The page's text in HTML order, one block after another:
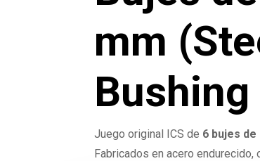
mm
Bushing
Juego original ICS de 6 bujes
Fabricados en acero